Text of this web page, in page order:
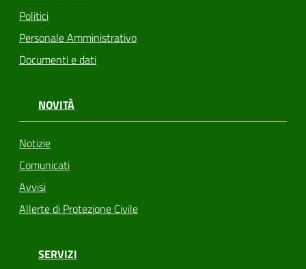
Politici
Personale Amministrativo
Documenti e dati
NOVITÀ
Notizie
Comunicati
Avvisi
Allerte di Protezione Civile
SERVIZI